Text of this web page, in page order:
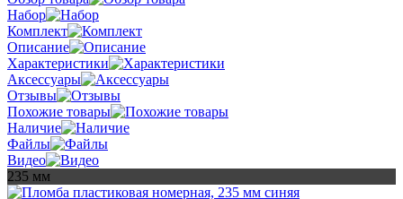
Набор
Комплект
Описание
Характеристики
Аксессуары
Отзывы
Похожие товары
Наличие
Файлы
Видео
235 мм